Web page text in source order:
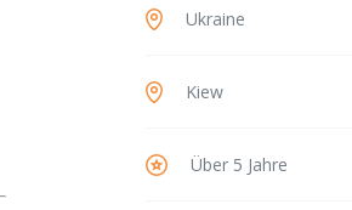
Ukraine
Kiew
Über 5 Jahre